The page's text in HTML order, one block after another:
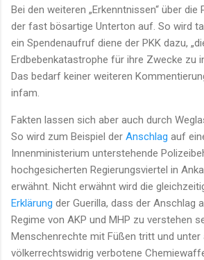
Bei den weiteren „Erkenntnissen“ über die
der fast bösartige Unterton auf. So wird
ein Spendenaufruf diene der PKK dazu,
Erdbebenkatastrophe für ihre Zwecke zu
Das bedarf keiner weiteren
infam.
Fakten lassen sich aber auch durch
So wird zum Beispiel der Anschlag auf
Innenministerium unterstehende
hochgesicherten Regierungsviertel in
erwähnt. Nicht erwähnt wird die
Erklärung der Guerilla, dass der Anschlag
Regime von AKP und MHP zu verstehen
Menschenrechte mit Füßen tritt und unter
völkerrechtswidrig verbotene